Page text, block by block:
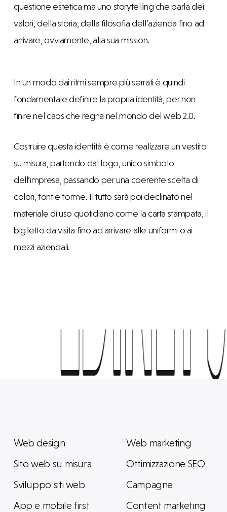
questione estetica ma uno storytelling che parla dei
valori, della storia, della filosofia dell’azienda fino ad
arrivare, ovviamente, alla sua mission.
In un modo dai ritmi sempre più serrati è quindi
fondamentale definire la propria identità, per non
finire nel caos che regna nel mondo del web 2.0.
Costruire questa identità è come realizzare un vestito
su misura, partendo dal logo, unico simbolo
dell’impresa, passando per una coerente scelta di
colori, font e forme. Il tutto sarà poi declinato nel
materiale di uso quotidiano come la carta stampata, il
biglietto da visita fino ad arrivare alle uniformi o ai
mezzi aziendali.
EDINET
EDINET
Web design
Sito web su misura
Sviluppo siti web
App e mobile first
Web marketing
Ottimizzazione SEO
Campagne
Content marketing